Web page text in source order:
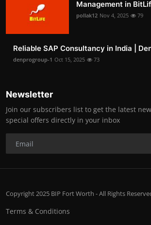
Management in
pollak12 Nov 4, 2025 79
Reliable SAP Consultancy in India |
denprogroup-1 Oct 15, 2025 73
Newsletter
Join our subscribers list to get the latest
special offers directly in your inbox
Copyright 2025 BIP Fort Worth - All Rights
Terms & Conditions